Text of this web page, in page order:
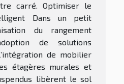
carré. Optimiser le
Dans un petit
du rangement
de solutions
de mobilier
étagères murales et
libèrent le sol